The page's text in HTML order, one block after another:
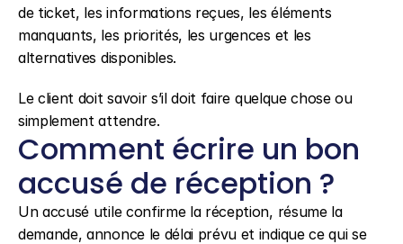
de ticket, les informations reçues, les éléments
manquants, les priorités, les urgences et les
alternatives disponibles.
Le client doit savoir s’il doit faire quelque chose ou
simplement attendre.
Comment écrire un bon
accusé de réception ?
Un accusé utile confirme la réception, résume la
demande, annonce le délai prévu et indique ce qui se